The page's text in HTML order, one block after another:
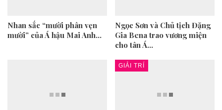
sắc “mười phân vẹn
của Á hậu Mai Anh…
Ngọc Sơn và Chủ tịch Đặng
Gia Bena trao vương miện
cho tân Á…
GIẢI TRÍ